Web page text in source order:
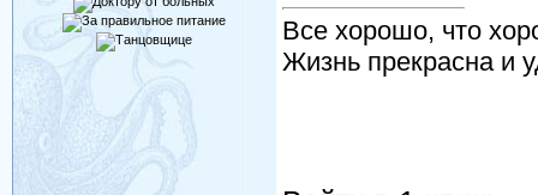
Все хорошо, что
Жизнь прекрасна и